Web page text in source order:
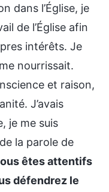
dans l’Église, je
de l’Église afin
intérêts. Je
nourrissait.
et raison,
J’avais
je me suis
la parole de
êtes attentifs
défendrez le